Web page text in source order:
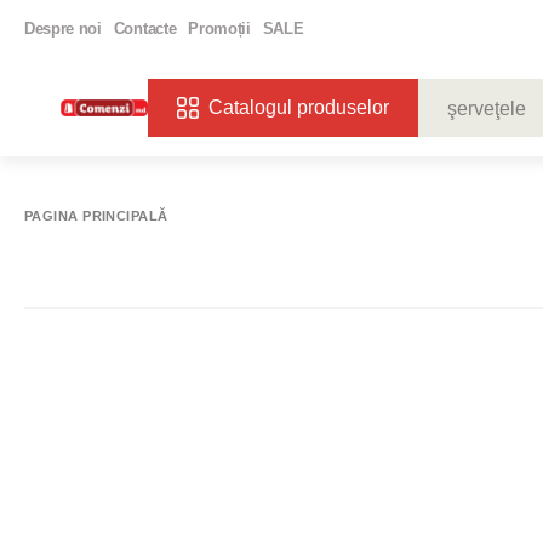
Despre noi Contacte Promoții SALE
Catalogul produselor
PAGINA PRINCIPALĂ